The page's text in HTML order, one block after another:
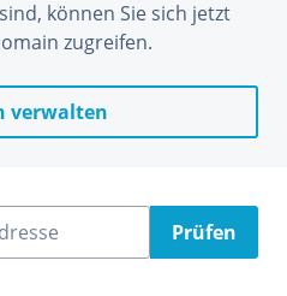
können Sie sich jetzt
zugreifen.
verwalten
Prüfen